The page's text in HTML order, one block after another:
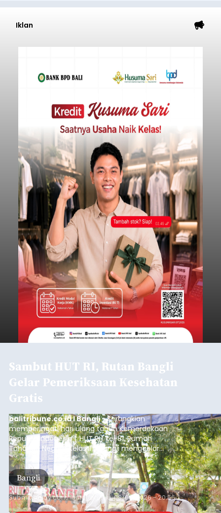
Iklan
Sambut HUT RI, Rutan Bangli
Gelar Pemeriksaan Kesehatan
Gratis
balitribune.co.id I Bangli -Serangkian
memperingati hari ulang tahun Kemerdekaan
Republik Indonesia ( HUT RI) ke-81, Rumah
Tahanan Negara Kelas II B Bangli menggelar
kegiatan pemeriksaan kesehatan gratis, Rabu
(6/8/2026).
Bangli
Submitted bycontributor Thu, 08/06/2026 - 20:56